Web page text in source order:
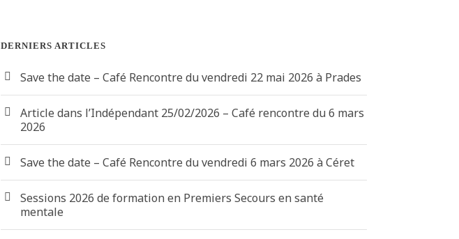
DERNIERS ARTICLES
Save the date – Café Rencontre du vendredi 22 mai 2026 à Prades
Article dans l’Indépendant 25/02/2026 – Café rencontre du 6 mars
2026
Save the date – Café Rencontre du vendredi 6 mars 2026 à Céret
Sessions 2026 de formation en Premiers Secours en santé
mentale